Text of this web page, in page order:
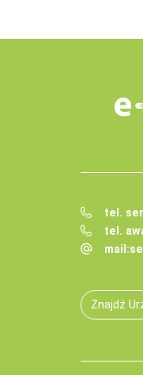
tel.
tel.
mail:
Znajdź